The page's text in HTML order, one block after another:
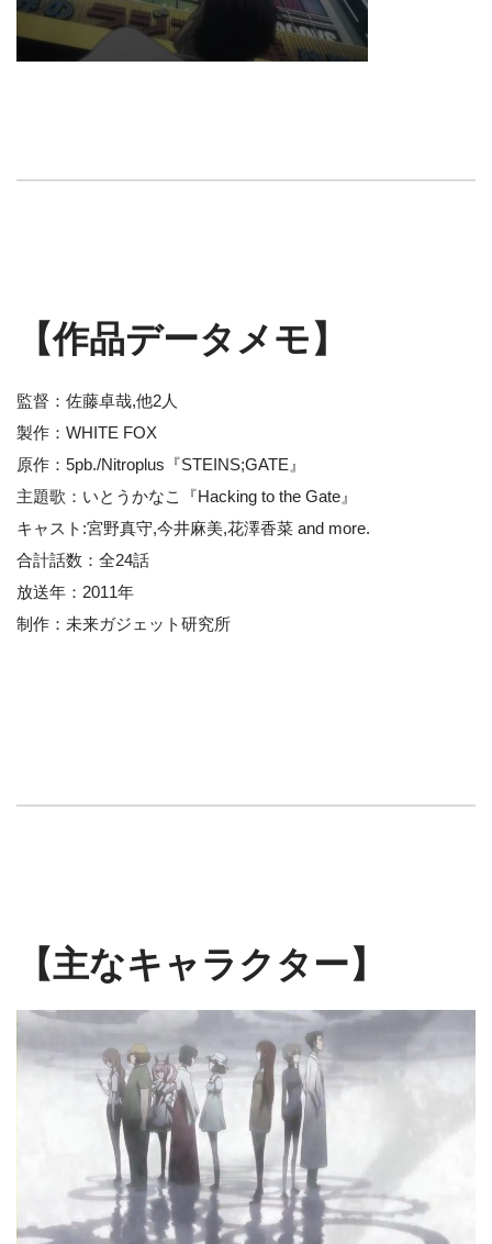
【作品データメモ】
監督：佐藤卓哉,他2人
製作：WHITE FOX
原作：5pb./Nitroplus『STEINS;GATE』
主題歌：いとうかなこ『Hacking to the Gate』
キャスト:宮野真守,今井麻美,花澤香菜 and more.
合計話数：全24話
放送年：2011年
制作：未来ガジェット研究所
【主なキャラクター】